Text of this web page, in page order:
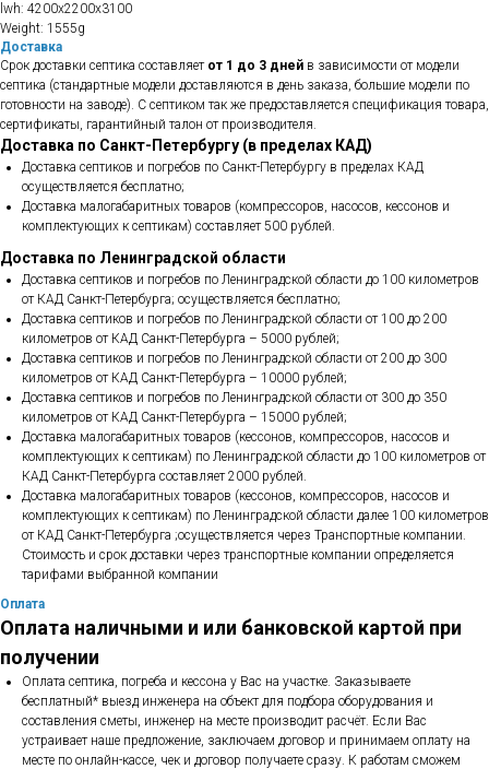
lwh: 4200x2200x3100
Weight: 1555g
Доставка
Срок доставки септика составляет от 1 до 3 дней в зависимости от модели
септика (стандартные модели доставляются в день заказа, большие модели по
готовности на заводе). С септиком так же предоставляется спецификация товара,
сертификаты, гарантийный талон от производителя.
Доставка по Санкт-Петербургу (в пределах КАД)
Доставка септиков и погребов по Санкт-Петербургу в пределах КАД
осуществляется бесплатно;
Доставка малогабаритных товаров (компрессоров, насосов, кессонов и
комплектующих к септикам) составляет 500 рублей.
Доставка по Ленинградской области
Доставка септиков и погребов по Ленинградской области до 100 километров
от КАД Санкт-Петербурга; осуществляется бесплатно;
Доставка септиков и погребов по Ленинградской области от 100 до 200
километров от КАД Санкт-Петербурга – 5000 рублей;
Доставка септиков и погребов по Ленинградской области от 200 до 300
километров от КАД Санкт-Петербурга – 10000 рублей;
Доставка септиков и погребов по Ленинградской области от 300 до 350
километров от КАД Санкт-Петербурга – 15000 рублей;
Доставка малогабаритных товаров (кессонов, компрессоров, насосов и
комплектующих к септикам) по Ленинградской области до 100 километров от
КАД Санкт-Петербурга составляет 2000 рублей.
Доставка малогабаритных товаров (кессонов, компрессоров, насосов и
комплектующих к септикам) по Ленинградской области далее 100 километров
от КАД Санкт-Петербурга ;осуществляется через Транспортные компании.
Стоимость и срок доставки через транспортные компании определяется
тарифами выбранной компании
Оплата
Оплата наличными и или банковской картой при
получении
Оплата септика, погреба и кессона у Вас на участке. Заказываете
бесплатный* выезд инженера на объект для подбора оборудования и
составления сметы, инженер на месте производит расчёт. Если Вас
устраивает наше предложение, заключаем договор и принимаем оплату на
месте по онлайн-кассе, чек и договор получаете сразу. К работам сможем